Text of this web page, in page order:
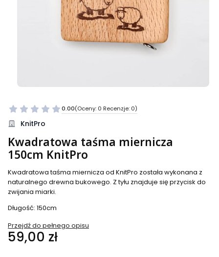
0.00(Oceny: 0 Recenzje: 0)
Przejdź do sekcji Opinie
KnitPro
Kwadratowa taśma miernicza
150cm KnitPro
Kwadratowa taśma miernicza od KnitPro została wykonana z
naturalnego drewna bukowego. Z tyłu znajduje się przycisk do
zwijania miarki.
Długość: 150cm
Przejdź do pełnego opisu
Cena
59,00 zł